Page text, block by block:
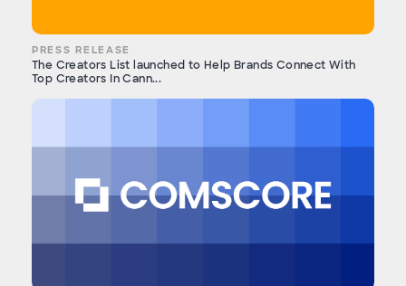
PRESS RELEASE
The Creators List launched to Help Brands Connect With
Top Creators In Cann...